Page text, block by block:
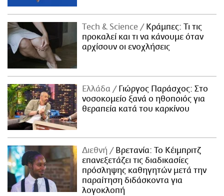
Τech & Science
Κράμπες: Τι τις
προκαλεί και τι να κάνουμε όταν
αρχίσουν οι ενοχλήσεις
Ελλάδα
Γιώργος Παράσχος: Στο
νοσοκομείο ξανά ο ηθοποιός για
θεραπεία κατά του καρκίνου
Διεθνή
Βρετανία: Το Κέιμπριτζ
επανεξετάζει τις διαδικασίες
πρόσληψης καθηγητών μετά την
παραίτηση διδάσκοντα για
λογοκλοπή